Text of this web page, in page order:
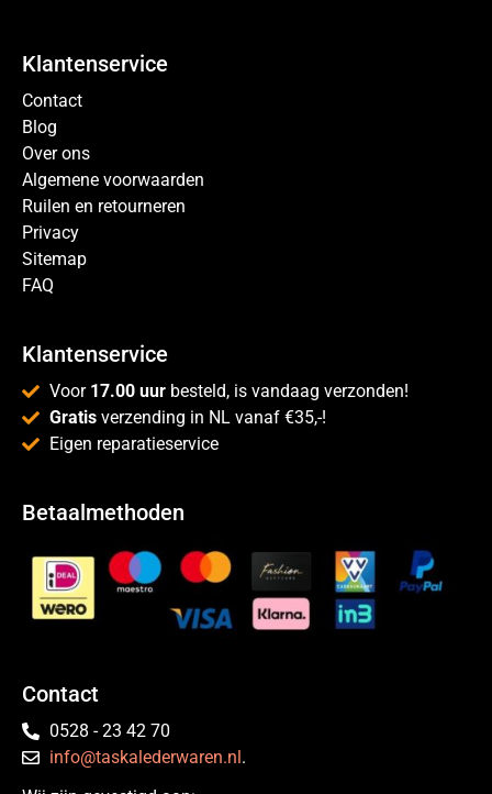
Klantenservice
Contact
Blog
Over ons
Algemene voorwaarden
Ruilen en retourneren
Privacy
Sitemap
FAQ
Klantenservice
Voor 17.00 uur besteld, is vandaag verzonden!
Gratis verzending in NL vanaf €35,-!
Eigen reparatieservice
Betaalmethoden
Contact
0528 - 23 42 70
info@taskalederwaren.nl .